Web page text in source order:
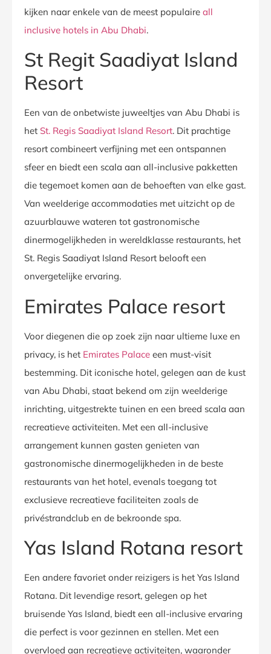
kijken naar enkele van de meest populaire all
inclusive hotels in Abu Dhabi.
St Regit Saadiyat Island
Resort
Een van de onbetwiste juweeltjes van Abu Dhabi is
het St. Regis Saadiyat Island Resort. Dit prachtige
resort combineert verfijning met een ontspannen
sfeer en biedt een scala aan all-inclusive pakketten
die tegemoet komen aan de behoeften van elke gast.
Van weelderige accommodaties met uitzicht op de
azuurblauwe wateren tot gastronomische
dinermogelijkheden in wereldklasse restaurants, het
St. Regis Saadiyat Island Resort belooft een
onvergetelijke ervaring.
Emirates Palace resort
Voor diegenen die op zoek zijn naar ultieme luxe en
privacy, is het Emirates Palace een must-visit
bestemming. Dit iconische hotel, gelegen aan de kust
van Abu Dhabi, staat bekend om zijn weelderige
inrichting, uitgestrekte tuinen en een breed scala aan
recreatieve activiteiten. Met een all-inclusive
arrangement kunnen gasten genieten van
gastronomische dinermogelijkheden in de beste
restaurants van het hotel, evenals toegang tot
exclusieve recreatieve faciliteiten zoals de
privéstrandclub en de bekroonde spa.
Yas Island Rotana resort
Een andere favoriet onder reizigers is het Yas Island
Rotana. Dit levendige resort, gelegen op het
bruisende Yas Island, biedt een all-inclusive ervaring
die perfect is voor gezinnen en stellen. Met een
overvloed aan recreatieve activiteiten, waaronder